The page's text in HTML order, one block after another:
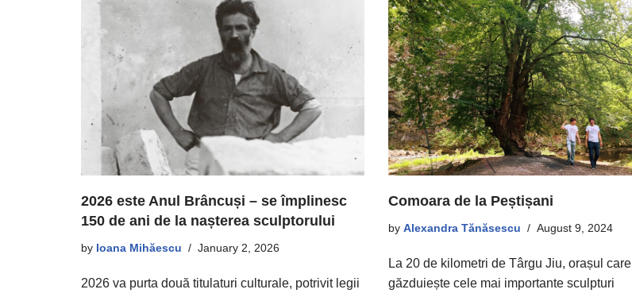
2026 este Anul Brâncuși – se împlinesc
150 de ani de la nașterea sculptorului
by Ioana Mihăescu January 2, 2026
2026 va purta două titulaturi culturale, potrivit legii
Comoara de la Peștișani
by Alexandra Tănăsescu August 9, 2024
La 20 de kilometri de Târgu Jiu, orașul care
găzduiește cele mai importante sculpturi